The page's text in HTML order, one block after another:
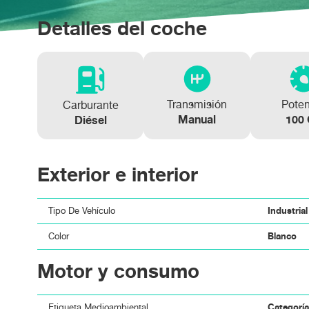
PEUGEOT RIFTER Active Pack Business Std.
PEUGEOT RIFTER Active Pack Business Std.
Detalles del coche
Carburante
Diésel
Transmisión
Manual 100
Exterior e interior
Tipo De Vehículo Industrial
Color Blanco
Motor y consumo